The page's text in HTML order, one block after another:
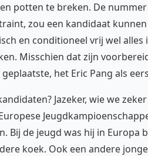
potten te breken. De
zou een kandidaat
en conditioneel vrij wel
Misschien dat zijn
het Eric Pang als
Jazeker, wie we
Bij de jeugd was hij in Europa
koek. Ook een andere